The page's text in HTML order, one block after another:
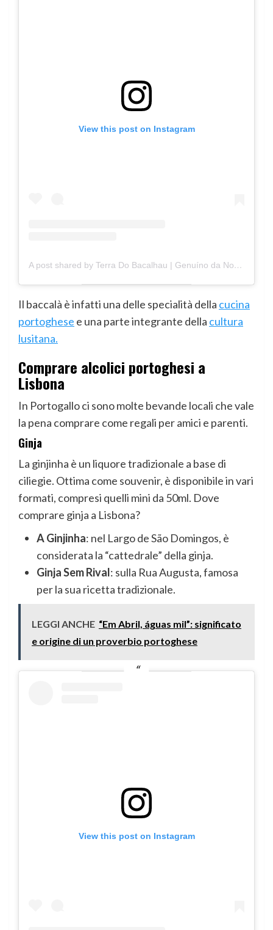
View this post on Instagram
A post shared by Terra Do Bacalhau | Genuíno da Noruega (@terradobacalhau)
Il baccalà è infatti una delle specialità della cucina
portoghese e una parte integrante della cultura
lusitana.
Comprare alcolici portoghesi a
Lisbona
In Portogallo ci sono molte bevande locali che vale
la pena comprare come regali per amici e parenti.
Ginja
La ginjinha è un liquore tradizionale a base di
ciliegie. Ottima come souvenir, è disponibile in vari
formati, compresi quelli mini da 50ml. Dove
comprare ginja a Lisbona?
A Ginjinha: nel Largo de São Domingos, è
considerata la “cattedrale” della ginja.
Ginja Sem Rival: sulla Rua Augusta, famosa
per la sua ricetta tradizionale.
LEGGI ANCHE “Em Abril, águas mil”: significato
e origine di un proverbio portoghese
View this post on Instagram